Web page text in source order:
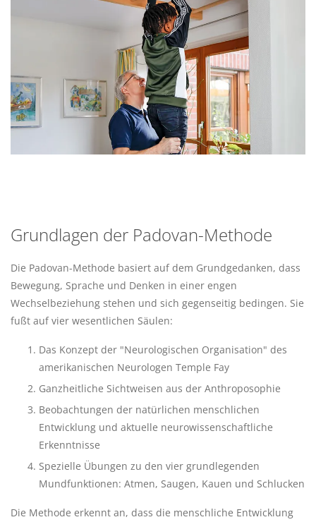
Grundlagen der Padovan-Methode
Die Padovan-Methode basiert auf dem Grundgedanken, dass
Bewegung, Sprache und Denken in einer engen
Wechselbeziehung stehen und sich gegenseitig bedingen. Sie
fußt auf vier wesentlichen Säulen:
Das Konzept der "Neurologischen Organisation" des
amerikanischen Neurologen Temple Fay
Ganzheitliche Sichtweisen aus der Anthroposophie
Beobachtungen der natürlichen menschlichen
Entwicklung und aktuelle neurowissenschaftliche
Erkenntnisse
Spezielle Übungen zu den vier grundlegenden
Mundfunktionen: Atmen, Saugen, Kauen und Schlucken
Die Methode erkennt an, dass die menschliche Entwicklung